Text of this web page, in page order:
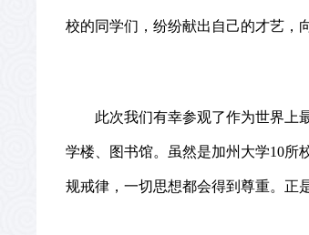
校的同学们，纷纷献出自己的才艺，
此次我们有幸参观了作为世界上
学楼、图书馆。虽然是加州 大学10所
规戒律，一切思想都会得到尊重。正